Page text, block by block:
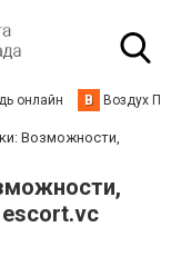
онлайн В Воздух
Возможности,
escort.vc